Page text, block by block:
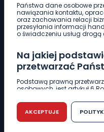
Państwa dane osobowe
nawiązania kontaktu,
oraz zachowania relacji
przesyłania informacji
o świadczeniu usług drogą
Na jakiej
przetwarzać
Podstawą prawną
osobowych, jest artykuł 6
r. w sprawie ochrony osób
przetwarzaniem danych
swobodnego przepływu
dyrektywy 95/46/WE
AKCEPTUJE
REDAKCJA
62 735 22 22
DZIAŁ REKLAMY
62 735 01 85
WIADOMOŚCI
CIEKAWOSTKI